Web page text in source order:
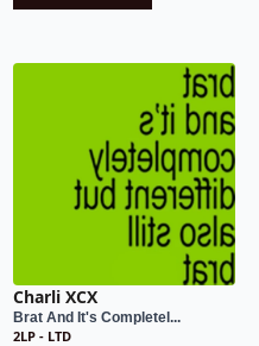
Charli XCX
Brat And It's Completel...
2LP - LTD